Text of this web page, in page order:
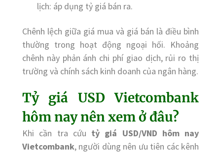
lịch: áp dụng tỷ giá bán ra.
Chênh lệch giữa giá mua và giá bán là điều bình
thường trong hoạt động ngoại hối. Khoảng
chênh này phản ánh chi phí giao dịch, rủi ro thị
trường và chính sách kinh doanh của ngân hàng.
Tỷ giá USD Vietcombank
hôm nay nên xem ở đâu?
Khi cần tra cứu tỷ giá USD/VND hôm nay
Vietcombank, người dùng nên ưu tiên các kênh